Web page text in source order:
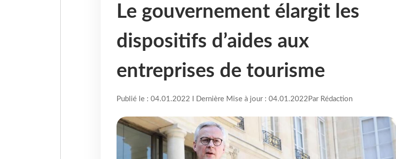
Le gouvernement élargit les
dispositifs d’aides aux
entreprises de tourisme
Publié le : 04.01.2022 I Dernière Mise à jour : 04.01.2022 Par Rédaction